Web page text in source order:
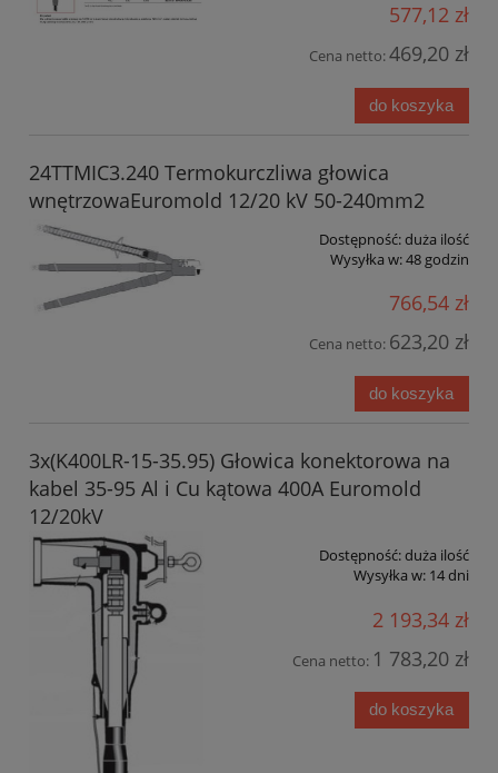
577,12 zł
Cena netto:469,20 zł
do koszyka
24TTMIC3.240 Termokurczliwa głowica
wnętrzowaEuromold 12/20 kV 50-240mm2
Dostępność:duża ilość
Wysyłka w:48 godzin
766,54 zł
Cena netto: 623,20 zł
do koszyka
3x(K400LR-15-35.95) Głowica konektorowa na
kabel 35-95 Al i Cu kątowa 400A Euromold
12/20kV
Dostępność:duża ilość
Wysyłka w: 14 dni
2 193,34 zł
Cena netto: 1 783,20 zł
do koszyka